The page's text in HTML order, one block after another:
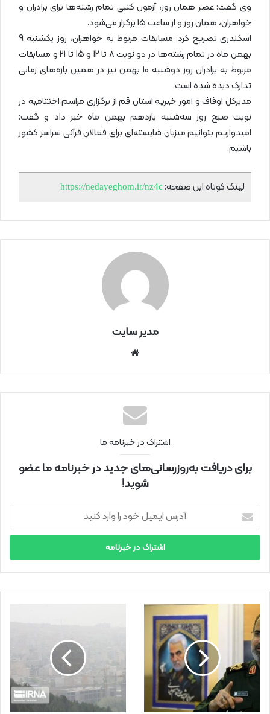
وی گفت: عصر همان روز، آزمون کتبی تمام رشته‌ها برای برادران و
خواهران، همان روز و از ساعت 15 برگزار می‌شود.
اسکندری تصریح کرد: مسابقات مربوط به خواهران، روز یکشنبه 9
بهمن ماه در تمام رشته‌ها در دو نوبت 8 تا 12 و 15 تا 21 و مسابقات
مربوط به برادران روز دوشنبه 10 بهمن نیز در همین بازه‌های زمانی
تدارک دیده شده است.
مدیرکل اوقاف و امور خیریه استان قم از برگزاری مراسم اختتامیه در
نوبت صبح روز سه‌شنبه یازدهم بهمن ماه خبر داد و گفت:
امیدواریم بتوانیم میزبان شایسته‌ای برای فعالان قرآنی سراسر کشور
باشیم.
لینک کوتاه این صفحه: https://nedayeghom.ir/nz4c
مدیر سایت
نتی
اشتراک در خبرنامه ما
برای دریافت به‌روزرسانی‌های جدید در خبرنامه ما عضو
شوید!
ر
ا
ی
ل
خ
و
د
ر